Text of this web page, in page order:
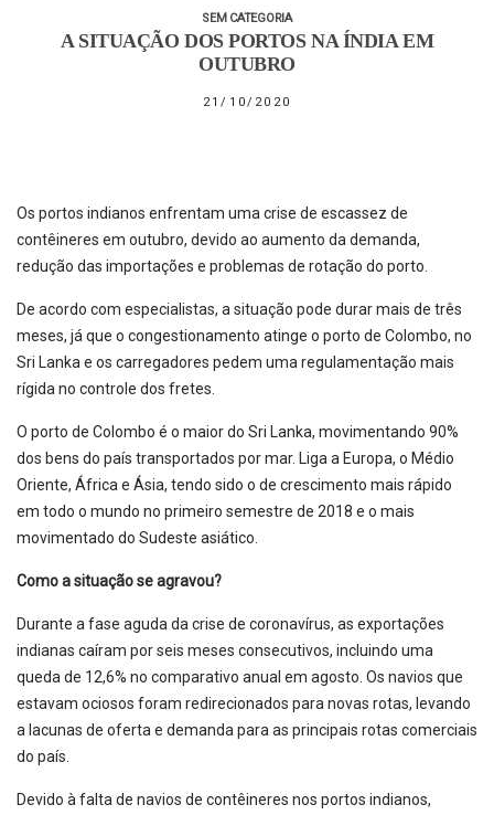
SEM CATEGORIA
A SITUAÇÃO DOS PORTOS NA ÍNDIA EM
OUTUBRO
21/10/2020
Os portos indianos enfrentam uma crise de escassez de
contêineres em outubro, devido ao aumento da demanda,
redução das importações e problemas de rotação do porto.
De acordo com especialistas, a situação pode durar mais de três
meses, já que o congestionamento atinge o porto de Colombo, no
Sri Lanka e os carregadores pedem uma regulamentação mais
rígida no controle dos fretes.
O porto de Colombo é o maior do Sri Lanka, movimentando 90%
dos bens do país transportados por mar. Liga a Europa, o Médio
Oriente, África e Ásia, tendo sido o de crescimento mais rápido
em todo o mundo no primeiro semestre de 2018 e o mais
movimentado do Sudeste asiático.
Como a situação se agravou?
Durante a fase aguda da crise de coronavírus, as exportações
indianas caíram por seis meses consecutivos, incluindo uma
queda de 12,6% no comparativo anual em agosto. Os navios que
estavam ociosos foram redirecionados para novas rotas, levando
a lacunas de oferta e demanda para as principais rotas comerciais
do país.
Devido à falta de navios de contêineres nos portos indianos,